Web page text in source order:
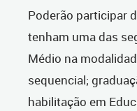
Poderão participar
tenham uma das
Médio na
sequencial;
habilitação em